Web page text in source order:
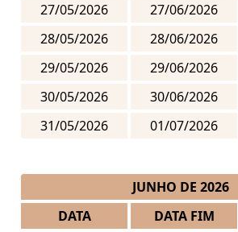
27/05/2026
27/06/2026
28/05/2026
28/06/2026
29/05/2026
29/06/2026
30/05/2026
30/06/2026
31/05/2026
01/07/2026
JUNHO DE 2026
DATA
DATA FIM